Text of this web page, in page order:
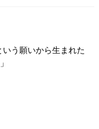
いう願いから生まれた